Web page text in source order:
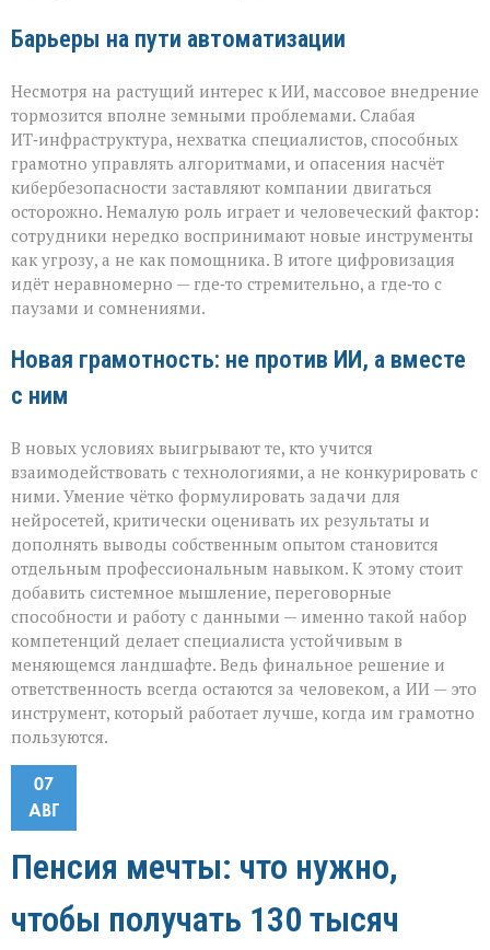
Барьеры на пути автоматизации
Несмотря на растущий интерес к ИИ, массовое внедрение
тормозится вполне земными проблемами. Слабая
ИТ‑инфраструктура, нехватка специалистов, способных
грамотно управлять алгоритмами, и опасения насчёт
кибербезопасности заставляют компании двигаться
осторожно. Немалую роль играет и человеческий фактор:
сотрудники нередко воспринимают новые инструменты
как угрозу, а не как помощника. В итоге цифровизация
идёт неравномерно — где‑то стремительно, а где‑то с
паузами и сомнениями.
Новая грамотность: не против ИИ, а вместе
с ним
В новых условиях выигрывают те, кто учится
взаимодействовать с технологиями, а не конкурировать с
ними. Умение чётко формулировать задачи для
нейросетей, критически оценивать их результаты и
дополнять выводы собственным опытом становится
отдельным профессиональным навыком. К этому стоит
добавить системное мышление, переговорные
способности и работу с данными — именно такой набор
компетенций делает специалиста устойчивым в
меняющемся ландшафте. Ведь финальное решение и
ответственность всегда остаются за человеком, а ИИ — это
инструмент, который работает лучше, когда им грамотно
пользуются.
07
АВГ
Пенсия мечты: что нужно,
чтобы получать 130 тысяч